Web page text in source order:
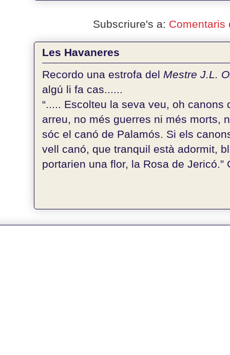
Subscriure's a: Comentaris
Les Havaneres
Recordo una estrofa del Mestre J.L.
algú li fa cas......
“..... Escolteu la seva veu, oh
arreu, no més guerres ni més morts,
sóc el canó de Palamós. Si els
vell canó, que tranquil està adormit,
portarien una flor, la Rosa de